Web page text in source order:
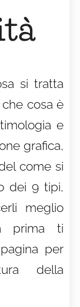
si tratta
cosa è
e
grafica,
come si
dei 9 tipi,
meglio
prima ti
per
della